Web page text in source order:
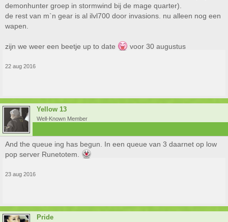
demonhunter groep in stormwind bij de mage quarter).
de rest van m`n gear is al ilvl700 door invasions. nu alleen nog een
wapen.
zijn we weer een beetje up to date voor 30 augustus
22 aug 2016
Yellow 13
Well-Known Member
And the queue ing has begun. In een queue van 3 daarnet op low
pop server Runetotem.
23 aug 2016
Pride